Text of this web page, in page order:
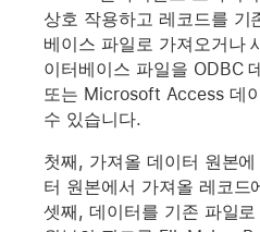
상호 작용하고 레코드를 기
베이스 파일로 가져오거나
이터베이스 파일을 ODBC
또는 Microsoft Access 데
수 있습니다.
첫째, 가져올 데이터 원본
터 원본에서 가져올 레코드
셋째, 데이터를 기존 파일